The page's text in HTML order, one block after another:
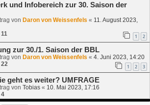
und Infobereich zur 30. Saison der
von Daron von Weissenfels « 11. August 2023,
11 1 2
zur 30./1. Saison der BBL
von Daron von Weissenfels « 4. Juni 2023, 14:20
22 1 2 3
geht es weiter? UMFRAGE
von Tobias « 10. Mai 2023, 17:16
4